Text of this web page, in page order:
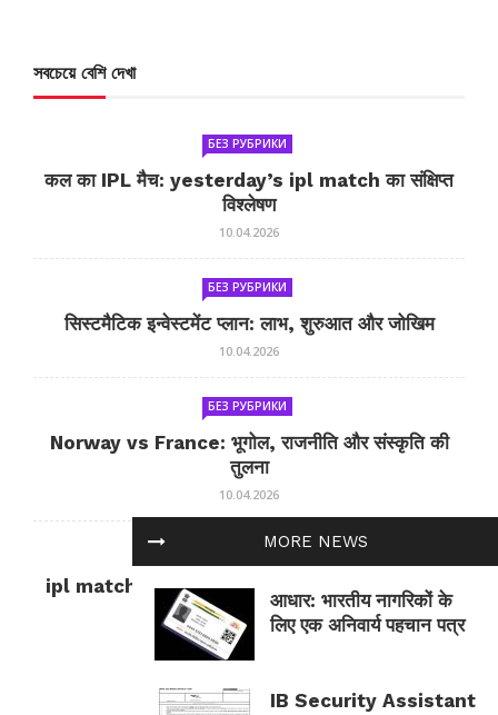
MORE NEWS
आधार: भारतीय नागरिकों के
लिए एक अनिवार्य पहचान पत्र
IB Security Assistant
সবচেয়ে বেশি দেখা
БЕЗ РУБРИКИ
कल का IPL मैच: yesterday’s ipl match का संक्षिप्त
विश्लेषण
10.04.2026
БЕЗ РУБРИКИ
सिस्टमैटिक इन्वेस्टमेंट प्लान: लाभ, शुरुआत और जोखिम
10.04.2026
БЕЗ РУБРИКИ
Norway vs France: भूगोल, राजनीति और संस्कृति की
तुलना
10.04.2026
БЕЗ РУБРИКИ
ipl match tomorrow: कल का IPL मैच — जानकारी
और सलाह
10.04.2026